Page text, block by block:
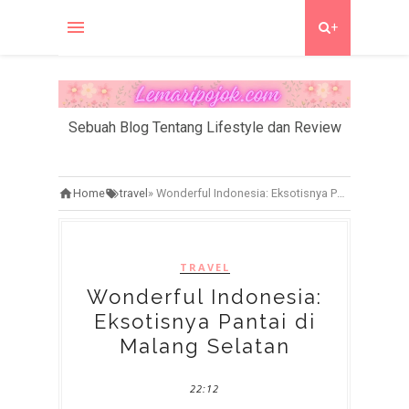
+
Sebuah Blog Tentang Lifestyle dan Review
Home travel » Wonderful Indonesia: Eksotisnya Pantai di Malang Selatan
TRAVEL
Wonderful Indonesia:
Eksotisnya Pantai di
Malang Selatan
22:12